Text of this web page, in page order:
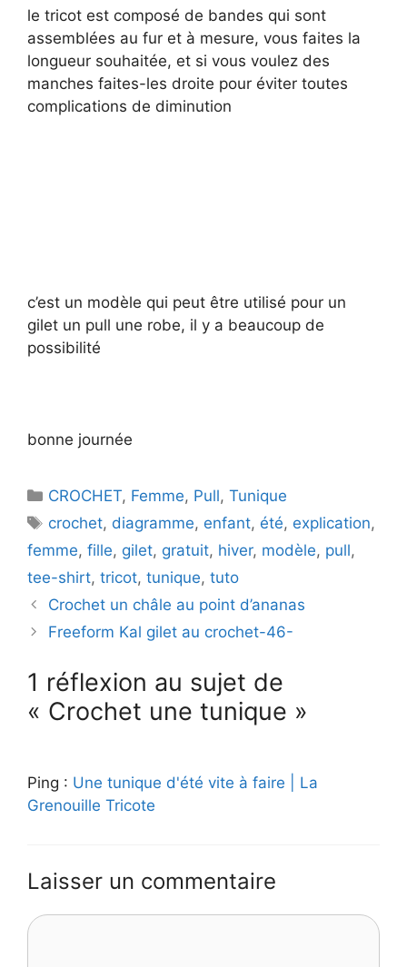
le tricot est composé de bandes qui sont
assemblées au fur et à mesure, vous faites la
longueur souhaitée, et si vous voulez des
manches faites-les droite pour éviter toutes
complications de diminution
c’est un modèle qui peut être utilisé pour un
gilet un pull une robe, il y a beaucoup de
possibilité
bonne journée
Catégories
CROCHET, Femme, Pull,Tunique
Étiquettes
crochet, diagramme, enfant, été, explication,
femme, fille, gilet, gratuit, hiver, modèle, pull,
tee-shirt, tricot, tunique, tuto
Crochet un châle au point d’ananas
Freeform Kal gilet au crochet-46-
1 réflexion au sujet de
« Crochet une tunique »
Ping : Une tunique d'été vite à faire | La
Grenouille Tricote
Laisser un commentaire
Commentaire